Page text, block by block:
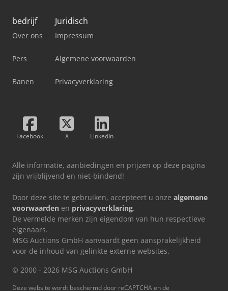
bedrijf
Over ons
Pers
Banen
Juridisch
Impressum
Algemene voorwaarden
Privacyverklaring
Facebook X LinkedIn
Alle informatie, aanbiedingen en prijzen op deze pagina
zijn vrijblijvend en niet-bindend!
Door deze site te gebruiken, accepteert u onze algemene
voorwaarden en privacyverklaring.
De vermelde merken zijn eigendom van hun respectieve
eigenaars.
MSG Auctions GmbH aanvaardt geen aansprakelijkheid
voor de inhoud van gelinkte externe websites.
© 2000 - 2026 MSG Auctions GmbH
Deze website wordt beschermd door reCAPTCHA en de